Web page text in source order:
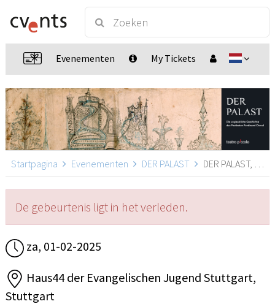
Evenementen My Tickets
Startpagina Evenementen DER PALAST DER PALAST, Stuttgart
De gebeurtenis ligt in het verleden.
za, 01-02-2025
Haus44 der Evangelischen Jugend Stuttgart,
Stuttgart